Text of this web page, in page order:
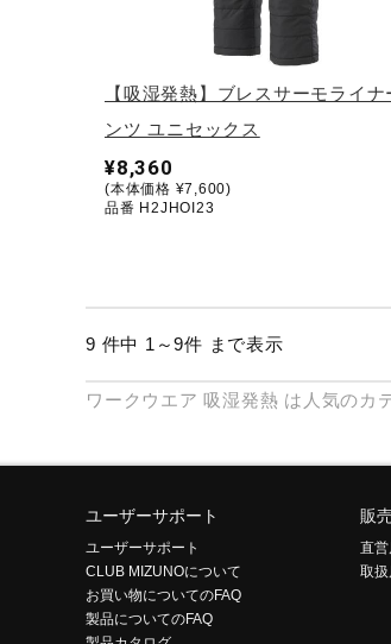
【吸湿発熱】ブレスサーモライナ
ンツ ユニセックス
¥8,360
(本体価格 ¥7,600)
品番 H2JHOI23
9 件中 1～9件 まで表示
ワークウエア 吸湿発熱 は人気のカ
ユーザーサポート
ユーザーサポート
CLUB MIZUNOについて
お買い物についてのFAQ
製品についてのFAQ
販
直
取